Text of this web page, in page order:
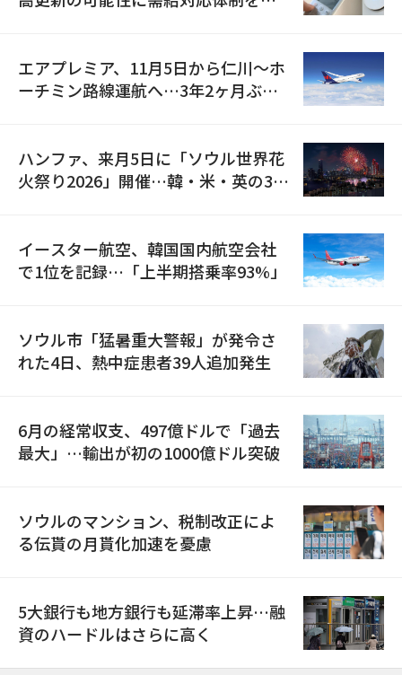
エアプレミア、11月5日から仁川〜ホ
ーチミン路線運航へ…3年2ヶ月ぶり
ハンファ、来月5日に「ソウル世界花
火祭り2026」開催…韓・米・英の3カ
イースター航空、韓国国内航空会社
で1位を記録…「上半期搭乗率93%」
ソウル市「猛暑重大警報」が発令さ
れた4日、熱中症患者39人追加発生
6月の経常収支、497億ドルで「過去
最大」…輸出が初の1000億ドル突破
ソウルのマンション、税制改正によ
る伝貰の月貰化加速を憂慮
5大銀行も地方銀行も延滞率上昇…融
資のハードルはさらに高く